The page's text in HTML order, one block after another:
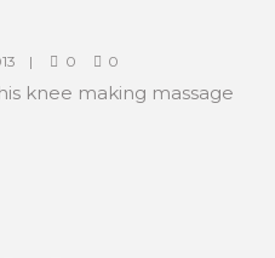
0 0
knee making massage